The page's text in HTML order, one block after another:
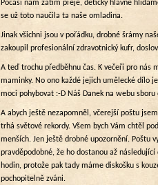
Počasí nám zatím přeje, dětičky hlavně
se už toto naučila ta naše omladina.
Jinak všichni jsou v pořádku, drobné šrámy
zakoupil profesionální zdravotnický kufr,
A teď trochu předběhnu čas. K večeři pro nás
maminky. No ono každé jejich umělecké dílo
moci pohybovat :-D Náš Danek na webu
A abych ještě nezapomněl, včerejší poštu
trhá světové rekordy. Všem bych Vám chtěl
menších. Jen ještě drobné upozornění.
pravděpodobné, že ho dostanou až
hodin, protože pak tady máme diskošku s
pochopitelně zváni.